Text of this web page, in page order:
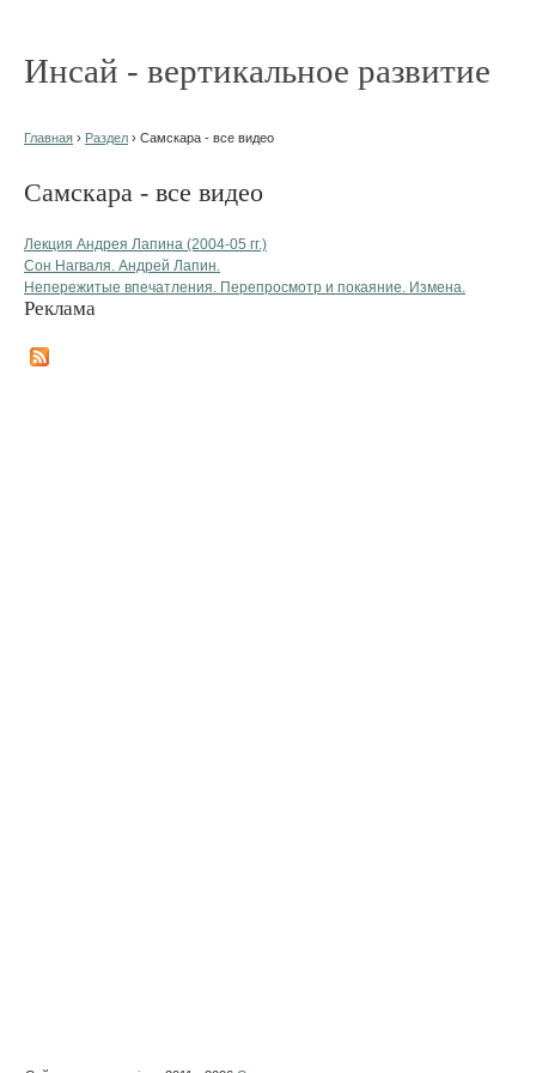
Инсай - вертикальное развитие
Главная › Раздел › Самскара - все видео
Самскара - все видео
Лекция Андрея Лапина (2004-05 гг.)
Сон Нагваля. Андрей Лапин.
Непережитые впечатления. Перепросмотр и покаяние. Измена.
Реклама